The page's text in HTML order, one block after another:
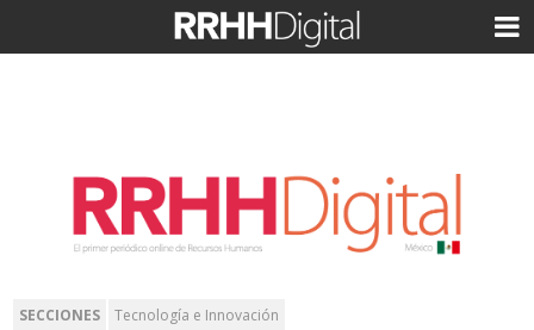
SECCIONES Tecnología e Innovación